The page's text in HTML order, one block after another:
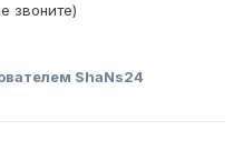
звоните)
ShaNs24